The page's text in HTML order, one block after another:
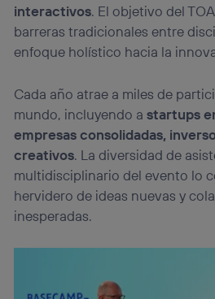
interactivos. El objetivo del
barreras tradicionales entre
enfoque holístico hacia la
Cada año atrae a miles de
mundo, incluyendo astartups
empresas consolidadas,
creativos. La diversidad de
multidisciplinario del evento lo
hervidero de ideas nuevas y
inesperadas.